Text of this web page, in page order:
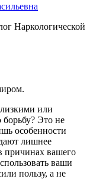
Наркологической
или
Это не
особенности
лишнее
причинах вашего
ваши
пользу, а не